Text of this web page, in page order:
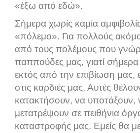
«έξω από εδώ».
Σήμερα χωρίς καμία
«πόλεμο». Για πολλούς
από τους πολέμους που
παππούδες μας, γιατί
εκτός από την επιβίωση μας,
στις καρδιές μας. Αυτές
κατακτήσουν, να υποτάξουν,
μετατρέψουν σε πειθήνια
καταστροφής μας. Εμείς θα